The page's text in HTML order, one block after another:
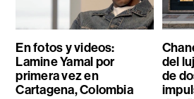
En fotos y videos:
Lamine Yamal por
primera vez en
Cartagena, Colombia
del
de